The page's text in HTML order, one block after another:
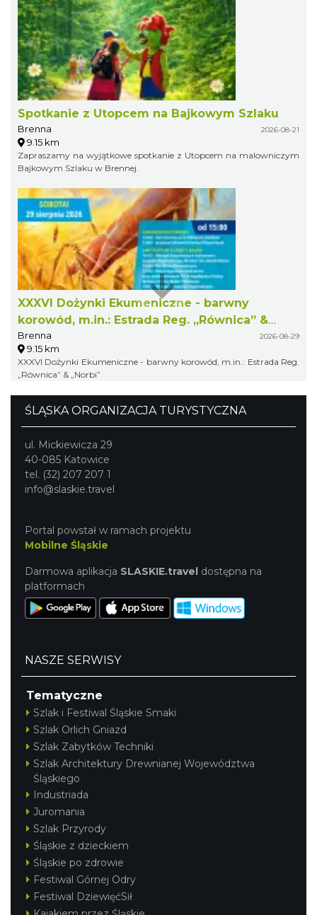
Spotkanie z Utopcem na Bajkowym Szlaku
Brenna 2026-08-21
9.15 km
Zapraszamy na wyjątkowe spotkanie z Utopcem na malowniczym
Bajkowym Szlaku w Brennej.
XXXVI Dożynki Ekumeniczne - barwny
korowód, m.in.: Estrada Reg. „Równica” &
„Norbi”
Brenna 2026-08-29
9.15 km
XXXVI Dożynki Ekumeniczne - barwny korowód, m.in.: Estrada Reg.
„Równica” & „Norbi”
ŚLĄSKA ORGANIZACJA TURYSTYCZNA
ul. Mickiewicza 29
40-085 Katowice
tel. (32) 207 207 1
info@slaskie.travel
Portal powstał w ramach projektu
Mobilne Śląskie
Darmowa aplikacja SLASKIE.travel dostępna na
platformach
NASZE SERWISY
Tematyczne
Szlak i Festiwal Śląskie Smaki
Szlak Orlich Gniazd
Szlak Zabytków Techniki
Szlak Architektury Drewnianej Województwa
Śląskiego
Industriada
Juromania
Szlak Przyrody
Śląskie z dzieckiem
Śląskie po zdrowie
Festiwal Górnej Odry
Festiwal DziewięćSił